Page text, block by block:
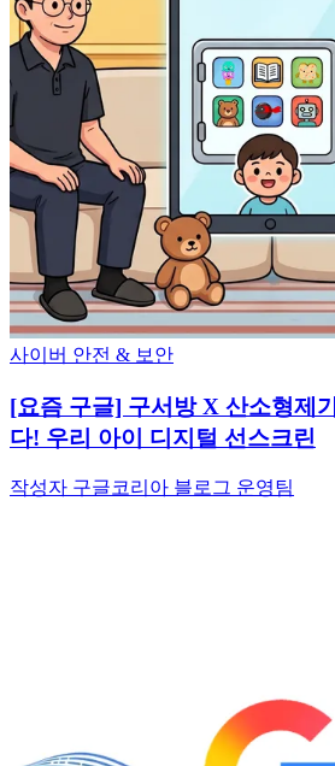
사이버 안전 & 보안
[요즘 구글] 구서방 X 산소형제
다! 우리 아이 디지털 선스크린
작성자 구글코리아 블로그 운영팀